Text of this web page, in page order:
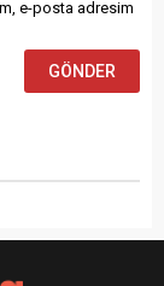
e-posta adresim